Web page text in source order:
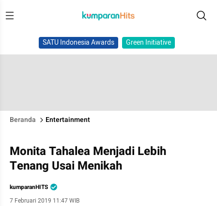
SATU Indonesia Awards Green Initiative
Beranda Entertainment
Monita Tahalea Menjadi Lebih
Tenang Usai Menikah
kumparanHITS
7 Februari 2019 11:47 WIB